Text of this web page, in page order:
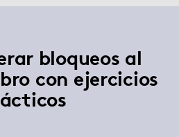
bloqueos al
con ejercicios